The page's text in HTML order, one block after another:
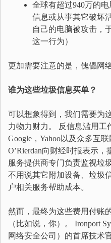
全球有超过940万的
信息或从事其它破坏
自己的电脑被攻击，
这一行为）
更加需要注意的是，傀儡网
谁为这些垃圾信息买单？
可以想象得到，我们需要为
力物力财力。 反信息滥用工
Google，Yahoo以及众多互
O’Rierdan向财经时报表示
服务提供商专门负责监视垃
不用说其它附加设备、垃圾
户相关服务帮助成本。
然而，最终为这些费用付账
（比如说，你）。 Ironport
网络安全公司）的首席技术